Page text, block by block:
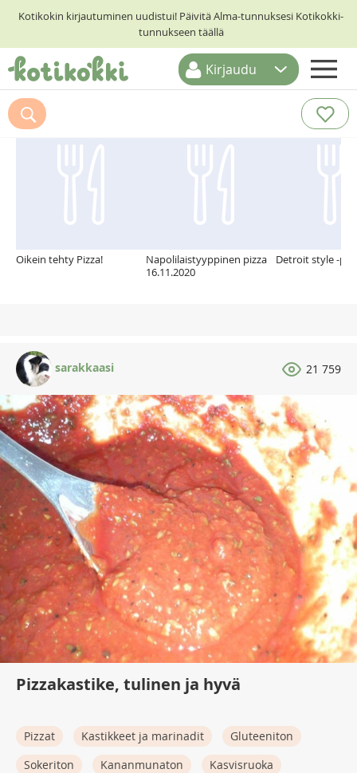
Kotikokin kirjautuminen uudistui! Päivitä Alma-tunnuksesi Kotikokki-
tunnukseen täällä
ETUSIVU
RESEPTIHAKU
Kirjaudu
Suosittelemme myös
Oikein tehty Pizza!
Napolilaistyyppinen pizza
16.11.2020
Detroit style -
sarakkaasi 21 759
Pizzakastike, tulinen ja hyvä
Pizzat Kastikkeet ja marinadit
Gluteeniton
Sokeriton
Kananmunaton
Kasvisruoka